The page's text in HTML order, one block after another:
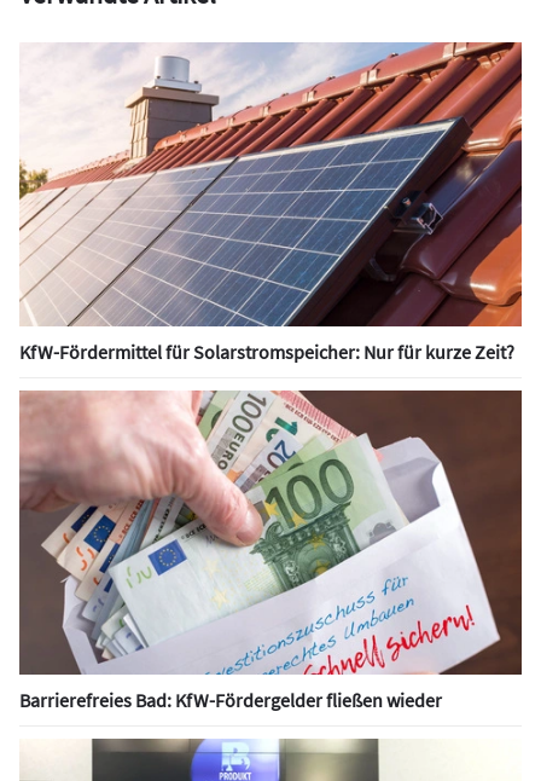
KfW-Fördermittel für Solarstromspeicher: Nur für kurze Zeit?
Barrierefreies Bad: KfW-Fördergelder fließen wieder